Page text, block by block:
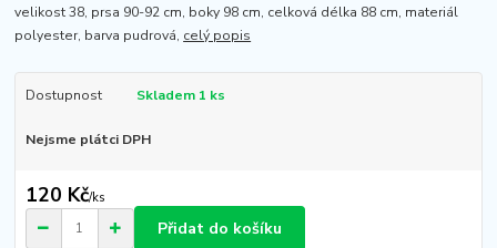
velikost 38, prsa 90-92 cm, boky 98 cm, celková délka 88 cm, materiál
polyester, barva pudrová, celý popis
Dostupnost Skladem 1 ks
Nejsme plátci DPH
120 Kč/ks
Přidat do košíku